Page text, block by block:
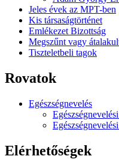
Jeles évek az MPT-ben
Kis társaságtörténet
Emlékezet Bizottság
Megszűnt vagy
Tiszteletbeli tagok
Rovatok
Egészségnevelés
Elérhetőségek